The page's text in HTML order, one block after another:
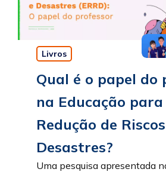
Livros
Qual é o papel do
na Educação para
Redução de
Desastres?
Uma pesquisa apresentada